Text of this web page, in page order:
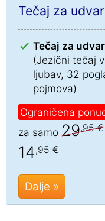
Tečaj za
Tečaj za
(Jezični tečaj
ljubav, 32
pojmova)
Ograničena
za samo 29,95 €
14 ,95 €
Dalje »